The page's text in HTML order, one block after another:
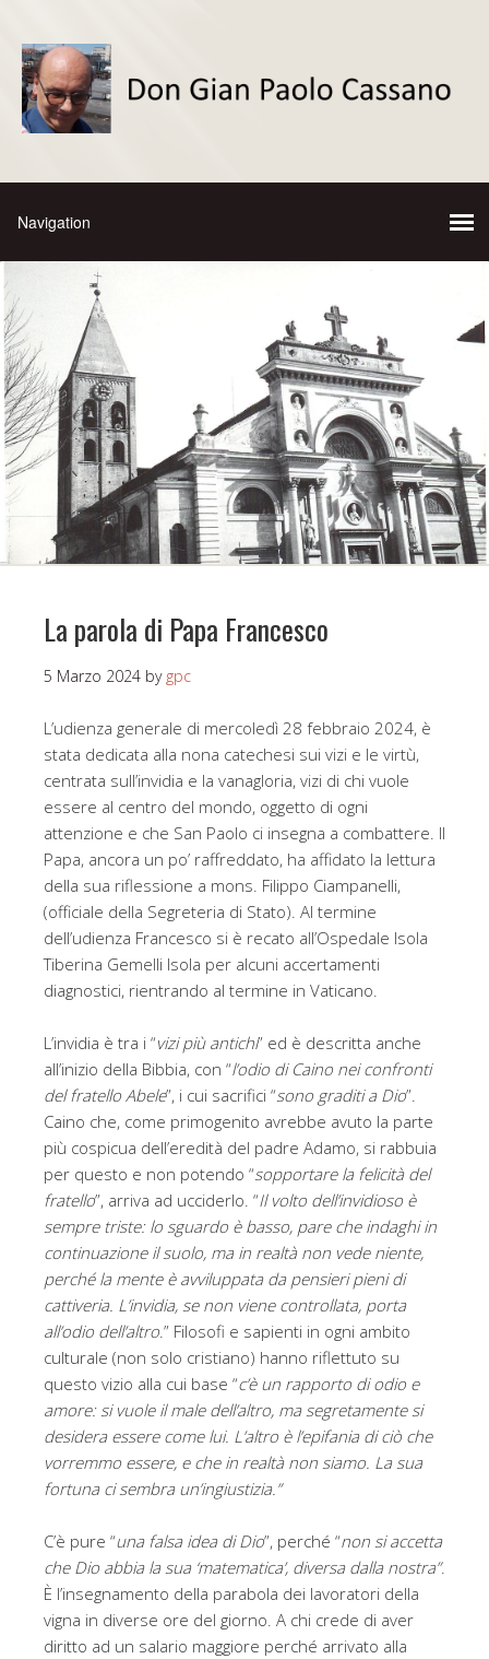
La parola di Papa Francesco
5 Marzo 2024 by gpc
L’udienza generale di mercoledì 28 febbraio 2024, è
stata dedicata alla nona catechesi sui vizi e le virtù,
centrata sull’invidia e la vanagloria, vizi di chi vuole
essere al centro del mondo, oggetto di ogni
attenzione e che San Paolo ci insegna a combattere. Il
Papa, ancora un po’ raffreddato, ha affidato la lettura
della sua riflessione a mons. Filippo Ciampanelli,
(officiale della Segreteria di Stato). Al termine
dell’udienza Francesco si è recato all’Ospedale Isola
Tiberina Gemelli Isola per alcuni accertamenti
diagnostici, rientrando al termine in Vaticano.
L’invidia è tra i “vizi più antichi” ed è descritta anche
all’inizio della Bibbia, con “l’odio di Caino nei confronti
del fratello Abele”, i cui sacrifici “sono graditi a Dio”.
Caino che, come primogenito avrebbe avuto la parte
più cospicua dell’eredità del padre Adamo, si rabbuia
per questo e non potendo “sopportare la felicità del
fratello”, arriva ad ucciderlo. “Il volto dell’invidioso è
sempre triste: lo sguardo è basso, pare che indaghi in
continuazione il suolo, ma in realtà non vede niente,
perché la mente è avviluppata da pensieri pieni di
cattiveria. L’invidia, se non viene controllata, porta
all’odio dell’altro.” Filosofi e sapienti in ogni ambito
culturale (non solo cristiano) hanno riflettuto su
questo vizio alla cui base “c’è un rapporto di odio e
amore: si vuole il male dell’altro, ma segretamente si
desidera essere come lui. L’altro è l’epifania di ciò che
vorremmo essere, e che in realtà non siamo. La sua
fortuna ci sembra un’ingiustizia.”
C’è pure “una falsa idea di Dio”, perché “non si accetta
che Dio abbia la sua ‘matematica’, diversa dalla nostra”.
È l’insegnamento della parabola dei lavoratori della
vigna in diverse ore del giorno. A chi crede di aver
diritto ad un salario maggiore perché arrivato alla